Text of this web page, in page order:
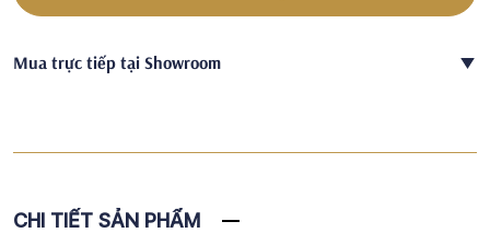
Mua trực tiếp tại Showroom
CHI TIẾT SẢN PHẨM